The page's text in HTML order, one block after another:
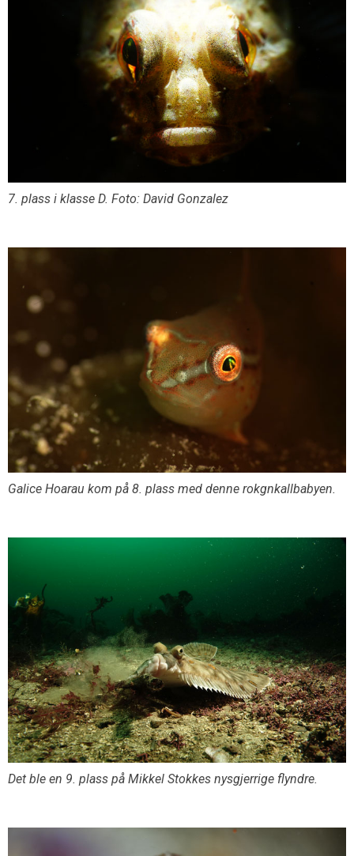
7. plass i klasse D. Foto: David Gonzalez
Galice Hoarau kom på 8. plass med denne rokgnkallbabyen.
Det ble en 9. plass på Mikkel Stokkes nysgjerrige flyndre.